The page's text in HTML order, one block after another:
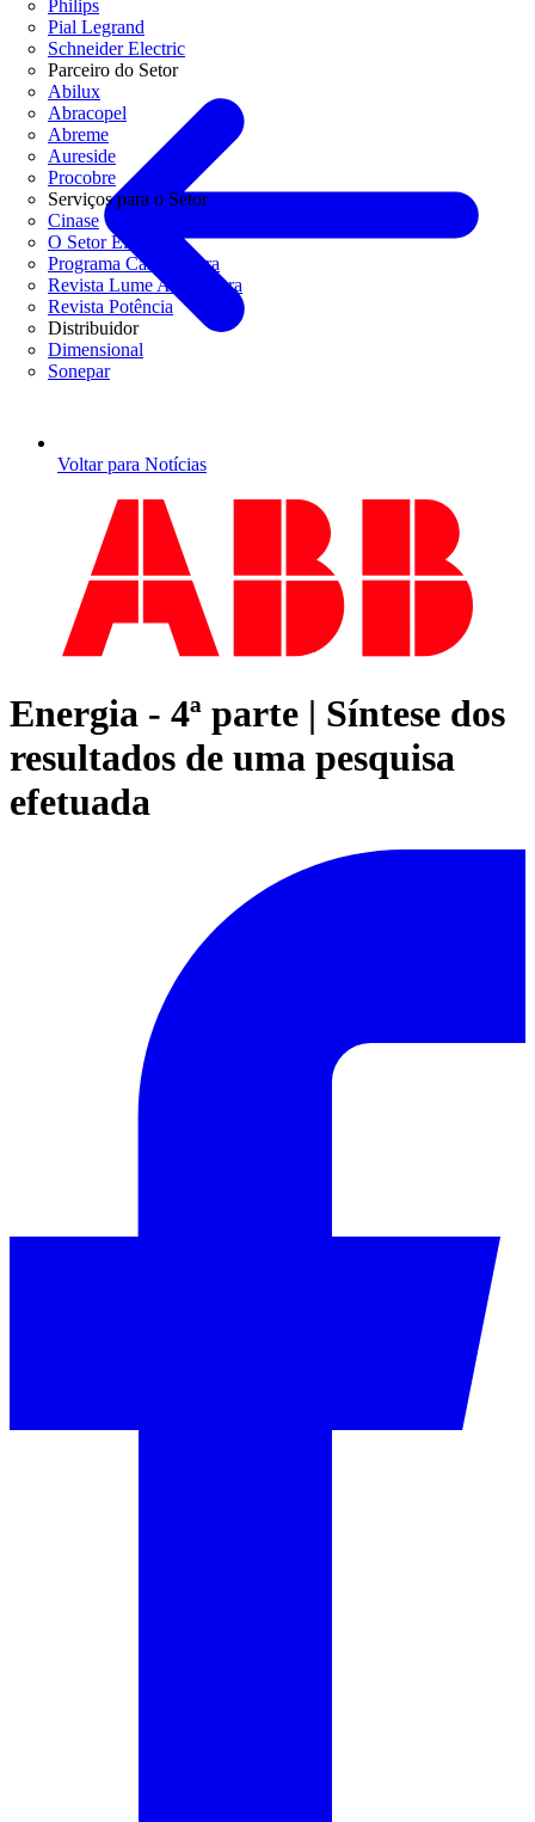
Philips
Pial Legrand
Schneider Electric
Parceiro do Setor
Abilux
Abracopel
Abreme
Aureside
Procobre
Serviços para o Setor
Cinase
O Setor Elétrico
Programa Casa Segura
Revista Lume Arquitetura
Revista Potência
Distribuidor
Dimensional
Sonepar
Voltar para Notícias
Energia - 4ª parte | Síntese dos
resultados de uma pesquisa
efetuada